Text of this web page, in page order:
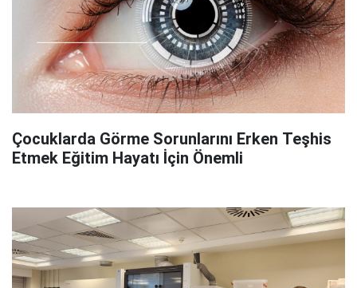
Çocuklarda Görme Sorunlarını Erken Teşhis
Etmek Eğitim Hayatı İçin Önemli